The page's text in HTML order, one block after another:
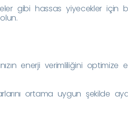
gibi hassas yiyecekler için
enerji verimliliğini optimize
ortama uygun şekilde